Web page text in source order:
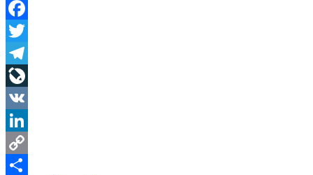
Facebook
Twitter
Telegram
LiveJournal
VK
LinkedIn
Copy